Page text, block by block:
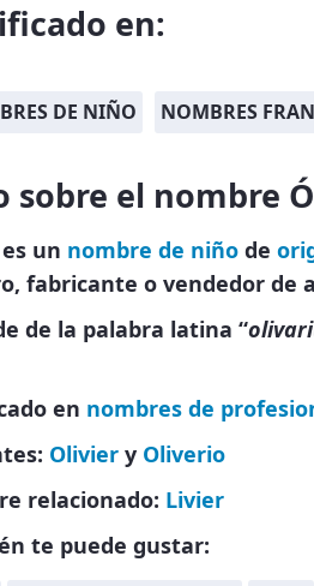
en:
DE NIÑO NOMBRES
sobre el nombre
un nombre de niño de
fabricante o vendedor de
de la palabra latina “
en nombres de
Olivier y Oliverio
relacionado: Livier
te puede gustar: